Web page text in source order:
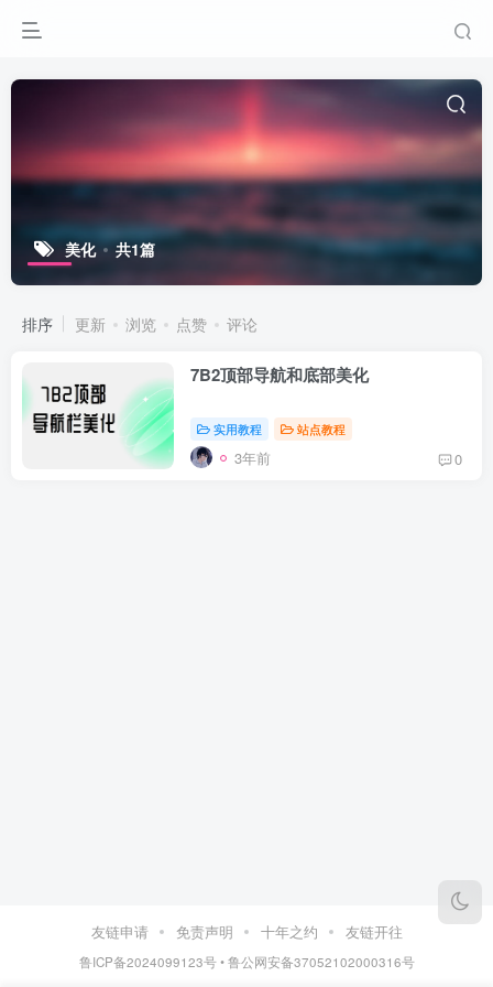
美化 共1篇
排序 更新 浏览 点赞 评论
7B2顶部导航和底部美化
实用教程 站点教程
3年前 0
友链申请 免责声明 十年之约 友链开往
鲁ICP备2024099123号•鲁公网安备37052102000316号